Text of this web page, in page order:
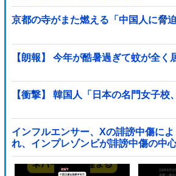
京都の寺がまた燃える「中国人に脅
【朗報】 今年が酷暑過ぎて蚊が全く
【衝撃】 韓国人「日本の名門女子校
インフルエンサー、Xの誹謗中傷に
れ、インプレゾンビが誹謗中傷の中
していくとヤバイ真実が浮かび上が